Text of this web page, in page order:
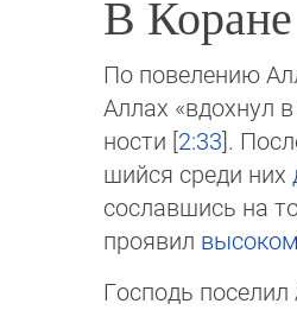
В
По повелению
Аллах «вдохнул
ности [2:33].
шийся среди них
сославшись на
про­явил
Господь